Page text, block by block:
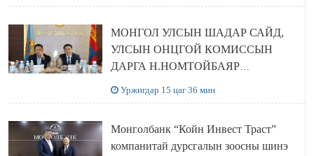
МОНГОЛ УЛСЫН ШАДАР САЙД,
УЛСЫН ОНЦГОЙ КОМИССЫН
ДАРГА Н.НОМТОЙБАЯР
Уржигдар 15 цаг 36 мин
Монголбанк “Койн Инвест Траст”
компанитай дурсгалын зоосны шинэ